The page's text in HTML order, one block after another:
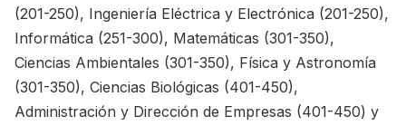
(201-250), Ingeniería Eléctrica y Electrónica (201-250),
Informática (251-300), Matemáticas (301-350),
Ciencias Ambientales (301-350), Física y Astronomía
(301-350), Ciencias Biológicas (401-450),
Administración y Dirección de Empresas (401-450) y